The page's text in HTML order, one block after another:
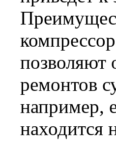
позволяют
ремонтов
например,
находится